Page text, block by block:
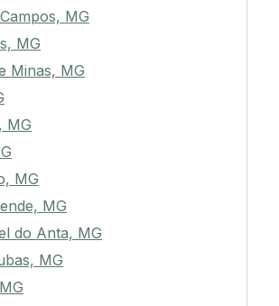
MG
MG
Minas, MG
MG
MG
MG
do Anta, MG
MG